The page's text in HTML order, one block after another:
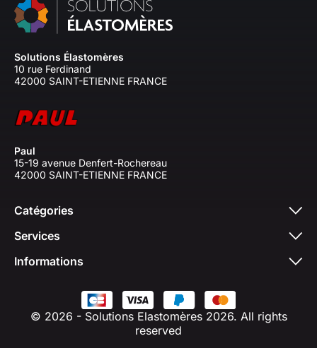
Solutions Élastomères
10 rue Ferdinand
42000 SAINT-ETIENNE FRANCE
Paul
15-19 avenue Denfert-Rochereau
42000 SAINT-ETIENNE FRANCE
Catégories
Services
Informations
© 2026 - Solutions Elastomères 2026. All rights
reserved